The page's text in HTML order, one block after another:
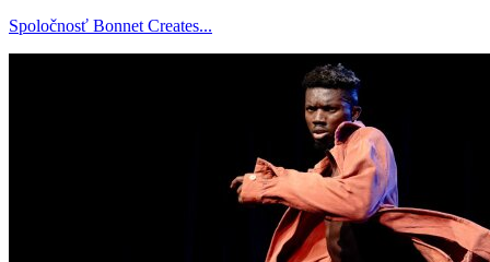
Spoločnosť Bonnet Creates...